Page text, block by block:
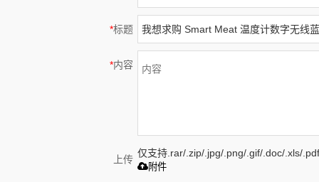
*标题
*内容
上传
仅支持.rar/.zip/.jpg/.png/.gif/.doc/.xls/
附件